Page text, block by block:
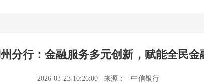
分行：金融服务多元创新，赋能全民金
2026-03-23 10:26:00 来源： 中信银行